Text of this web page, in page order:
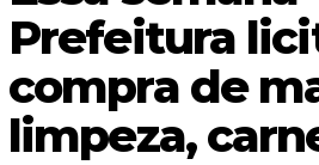
Prefeitura
compra de
limpeza,